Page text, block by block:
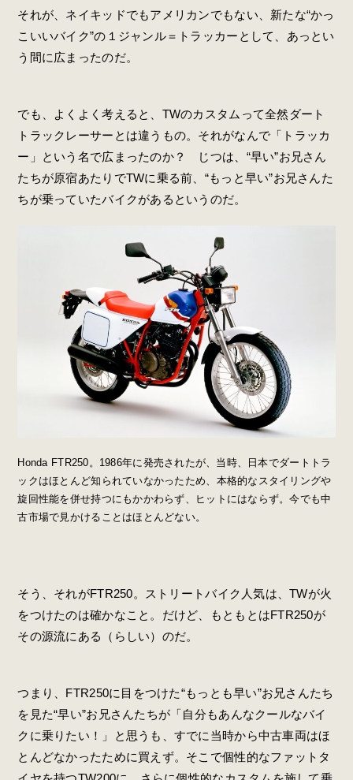
それが、ネイキッドでもアメリカンでもない、新たな“かっ
こいいバイク”の１ジャンル＝トラッカーとして、あっとい
う間に広まったのだ。
でも、よくよく考えると、TWのカスタムって全然ダート
トラックレーサーとは違うもの。それがなんで「トラッカ
ー」という名で広まったのか？ じつは、“早い”お兄さん
たちが原宿あたりでTWに乗る前、“もっと早い”お兄さんた
ちが乗っていたバイクがあるというのだ。
Honda FTR250。1986年に発売されたが、当時、日本でダートトラ
ックはほとんど知られていなかったため、本格的なスタイリングや
旋回性能を併せ持つにもかかわらず、ヒットにはならず。今でも中
古市場で見かけることはほとんどない。
そう、それがFTR250。ストリートバイク人気は、TWが火
をつけたのは確かなこと。だけど、もともとはFTR250が
その源流にある（らしい）のだ。
つまり、FTR250に目をつけた“もっとも早い”お兄さんたち
を見た“早い”お兄さんたちが「自分もあんなクールなバイ
クに乗りたい！」と思うも、すでに当時から中古車両はほ
とんどなかったために買えず。そこで個性的なファットタ